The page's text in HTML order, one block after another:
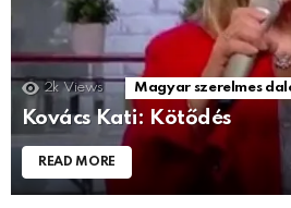
2k Views Magyar szerelmes
Kovács Kati: Kötődés
READ MORE